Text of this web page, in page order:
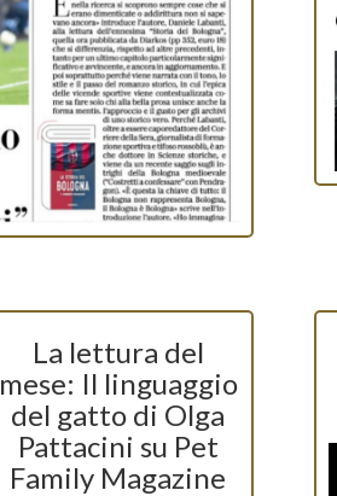
La lettura del
mese: Il linguaggio
del gatto di Olga
Pattacini su Pet
Family Magazine